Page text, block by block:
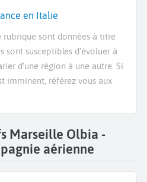
en Italie
sont données à titre
sont susceptibles d’évoluer à
d’une région à une autre. Si
imminent, référez vous aux
Marseille Olbia -
aérienne